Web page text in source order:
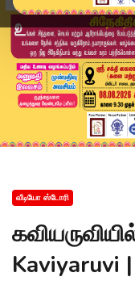
வீடியோ ஸ்டோரி
Kaviyaruvi